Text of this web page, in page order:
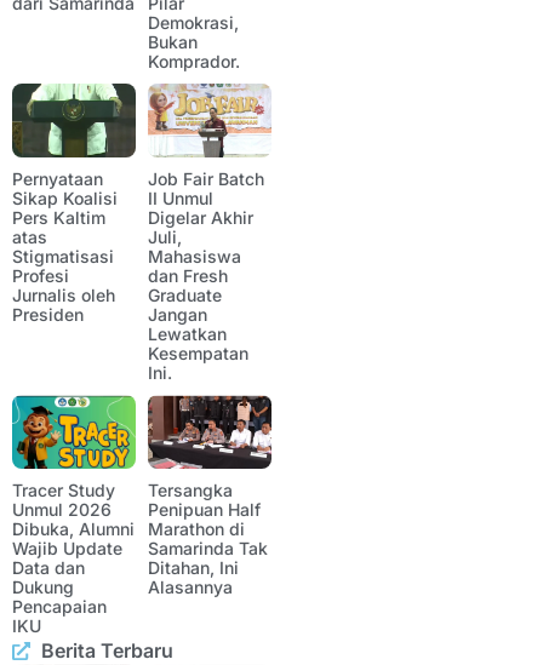
Demokrasi,
Bukan
Komprador.
Pernyataan
Sikap Koalisi
Pers Kaltim
atas
Stigmatisasi
Profesi
Jurnalis oleh
Presiden
Job Fair Batch
II Unmul
Digelar Akhir
Juli,
Mahasiswa
dan Fresh
Graduate
Jangan
Lewatkan
Kesempatan
Ini.
Tracer Study
Unmul 2026
Dibuka, Alumni
Wajib Update
Data dan
Dukung
Pencapaian
IKU
Tersangka
Penipuan Half
Marathon di
Samarinda Tak
Ditahan, Ini
Alasannya
Berita Terbaru